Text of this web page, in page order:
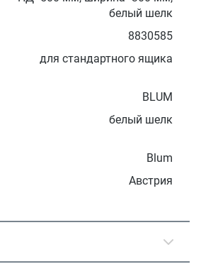
белый шелк
8830585
для стандартного ящика
BLUM
белый шелк
Blum
Австрия